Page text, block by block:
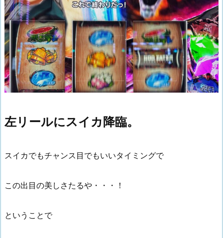
左リールにスイカ降臨。
スイカでもチャンス目でもいいタイミングで
この出目の美しさたるや・・・！
ということで